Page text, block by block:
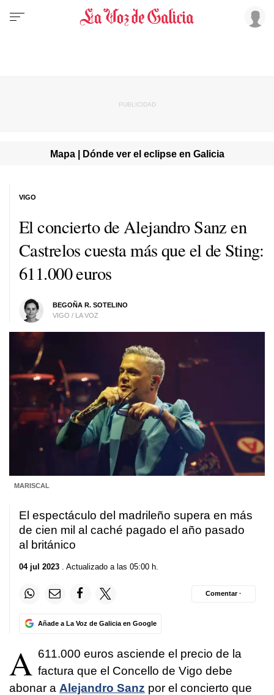
Mapa | Dónde ver el eclipse en Galicia
El concierto de Alejandro Sanz en
Castrelos cuesta más que el de Sting:
611.000 euros
BEGOÑA R. SOTELINO
VIGO / LA VOZ
VIGO
MARISCAL
El espectáculo del madrileño supera en más
de cien mil al caché pagado el año pasado
al británico
04 jul 2023 . Actualizado a las 05:00 h.
Añade a La Voz de Galicia en Google
Comentar ·
A 611.000 euros asciende el precio de la
factura que el Concello de Vigo debe
abonar a Alejandro Sanz por el concierto que